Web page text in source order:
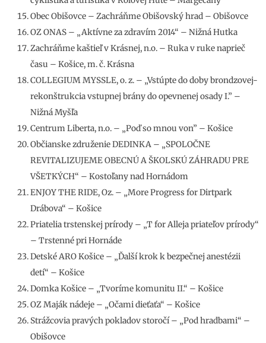
Obec Obišovce – Zachráňme Obišovský hrad – Obišovce
OZ ONAS – „Aktívne za zdravím 2014“ – Nižná Hutka
Zachráňme kaštieľ v Krásnej, n.o. – Ruka v ruke naprieč
času – Košice, m. č. Krásna
COLLEGIUM MYSSLE, o. z. – „Vstúpte do doby brondzovej-
rekonštrukcia vstupnej brány do opevnenej osady I.” –
Nižná Myšľa
Centrum Liberta, n.o. – „Poď so mnou von” – Košice
Občianske združenie DEDINKA – „SPOLOČNE
REVITALIZUJEME OBECNÚ A ŠKOLSKÚ ZÁHRADU PRE
VŠETKÝCH“ – Kostoľany nad Hornádom
ENJOY THE RIDE, Oz. – „More Progress for Dirtpark
Drábova“ – Košice
Priatelia trstenskej prírody – „T for Alleja priateľov prírody“
– Trstenné pri Hornáde
Detské ARO Košice – „Ďalší krok k bezpečnej anestézii
detí“ – Košice
Domka Košice – „Tvoríme komunitu II.“ – Košice
OZ Maják nádeje – „Očami dieťaťa“ – Košice
Strážcovia pravých pokladov storočí – „Pod hradbami“ –
Obišovce